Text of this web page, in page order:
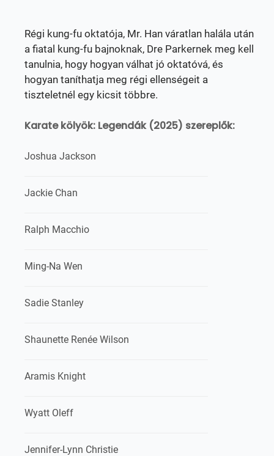
Régi kung-fu oktatója, Mr. Han váratlan halála után
a fiatal kung-fu bajnoknak, Dre Parkernek meg kell
tanulnia, hogy hogyan válhat jó oktatóvá, és
hogyan taníthatja meg régi ellenségeit a
tiszteletnél egy kicsit többre.
Karate kölyök: Legendák (2025) szereplők:
Joshua Jackson
Jackie Chan
Ralph Macchio
Ming-Na Wen
Sadie Stanley
Shaunette Renée Wilson
Aramis Knight
Wyatt Oleff
Jennifer-Lynn Christie